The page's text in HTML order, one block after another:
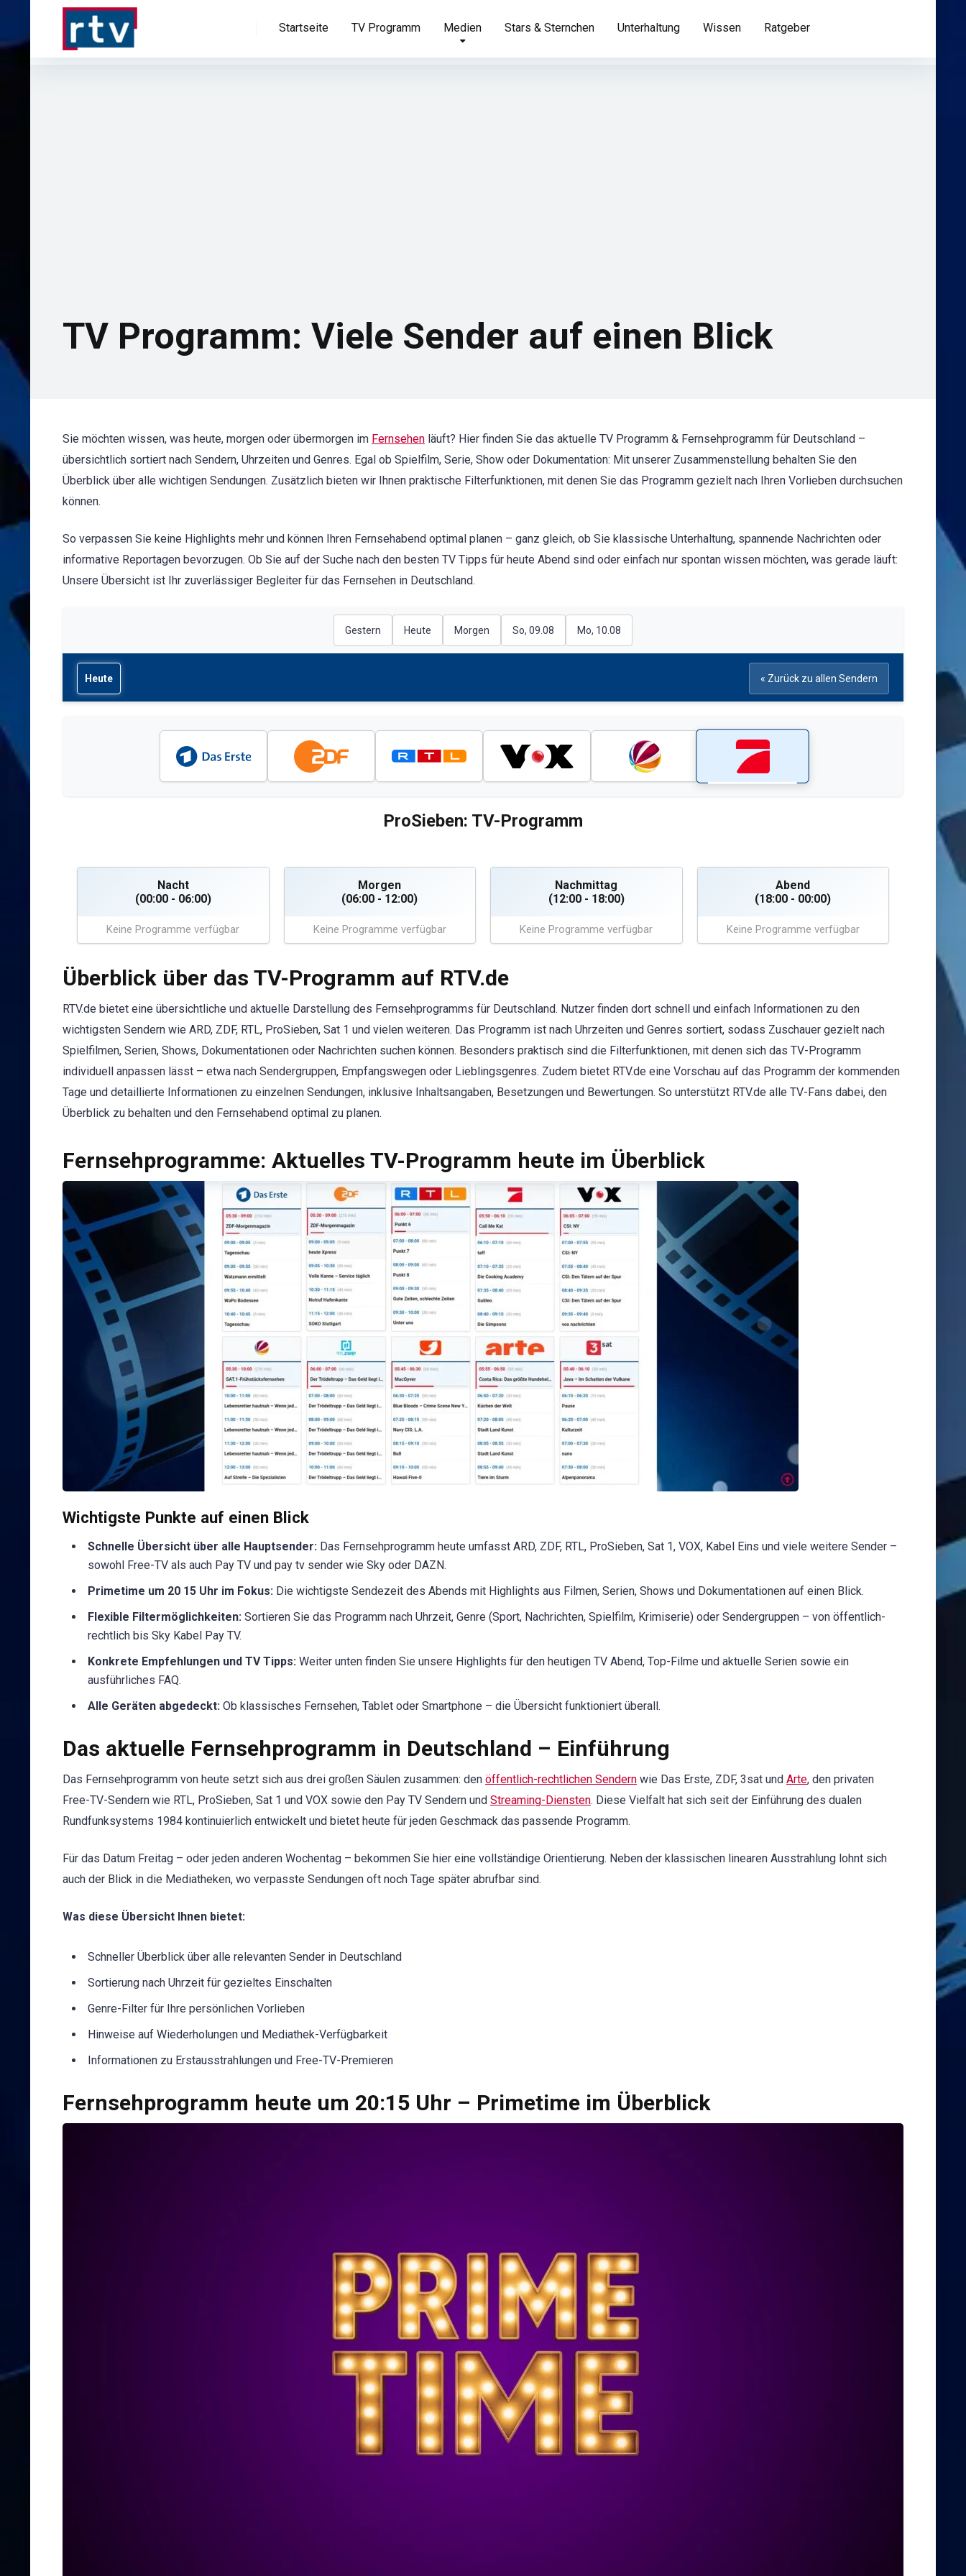
Startseite TV Programm Medien Stars & Sternchen Unterhaltung Wissen Ratgeber
TV Programm: Viele Sender auf einen Blick
Sie möchten wissen, was heute, morgen oder übermorgen im Fernsehen läuft? Hier finden Sie das aktuelle TV Programm & Fernsehprogramm für Deutschland –
übersichtlich sortiert nach Sendern, Uhrzeiten und Genres. Egal ob Spielfilm, Serie, Show oder Dokumentation: Mit unserer Zusammenstellung behalten Sie den
Überblick über alle wichtigen Sendungen. Zusätzlich bieten wir Ihnen praktische Filterfunktionen, mit denen Sie das Programm gezielt nach Ihren Vorlieben durchsuchen
können.
So verpassen Sie keine Highlights mehr und können Ihren Fernsehabend optimal planen – ganz gleich, ob Sie klassische Unterhaltung, spannende Nachrichten oder
informative Reportagen bevorzugen. Ob Sie auf der Suche nach den besten TV Tipps für heute Abend sind oder einfach nur spontan wissen möchten, was gerade läuft:
Unsere Übersicht ist Ihr zuverlässiger Begleiter für das Fernsehen in Deutschland.
Gestern Heute Morgen So, 09.08 Mo, 10.08
Heute « Zurück zu allen Sendern
ProSieben: TV-Programm
Nacht
(00:00 - 06:00)
Keine Programme verfügbar
Morgen
(06:00 - 12:00)
Keine Programme verfügbar
Nachmittag
(12:00 - 18:00)
Keine Programme verfügbar
Abend
(18:00 - 00:00)
Keine Programme verfügbar
Überblick über das TV-Programm auf RTV.de
RTV.de bietet eine übersichtliche und aktuelle Darstellung des Fernsehprogramms für Deutschland. Nutzer finden dort schnell und einfach Informationen zu den
wichtigsten Sendern wie ARD, ZDF, RTL, ProSieben, Sat 1 und vielen weiteren. Das Programm ist nach Uhrzeiten und Genres sortiert, sodass Zuschauer gezielt nach
Spielfilmen, Serien, Shows, Dokumentationen oder Nachrichten suchen können. Besonders praktisch sind die Filterfunktionen, mit denen sich das TV-Programm
individuell anpassen lässt – etwa nach Sendergruppen, Empfangswegen oder Lieblingsgenres. Zudem bietet RTV.de eine Vorschau auf das Programm der kommenden
Tage und detaillierte Informationen zu einzelnen Sendungen, inklusive Inhaltsangaben, Besetzungen und Bewertungen. So unterstützt RTV.de alle TV-Fans dabei, den
Überblick zu behalten und den Fernsehabend optimal zu planen.
Fernsehprogramme: Aktuelles TV-Programm heute im Überblick
Wichtigste Punkte auf einen Blick
Schnelle Übersicht über alle Hauptsender: Das Fernsehprogramm heute umfasst ARD, ZDF, RTL, ProSieben, Sat 1, VOX, Kabel Eins und viele weitere Sender –
sowohl Free-TV als auch Pay TV und pay tv sender wie Sky oder DAZN.
Primetime um 20 15 Uhr im Fokus: Die wichtigste Sendezeit des Abends mit Highlights aus Filmen, Serien, Shows und Dokumentationen auf einen Blick.
Flexible Filtermöglichkeiten: Sortieren Sie das Programm nach Uhrzeit, Genre (Sport, Nachrichten, Spielfilm, Krimiserie) oder Sendergruppen – von öffentlich-
rechtlich bis Sky Kabel Pay TV.
Konkrete Empfehlungen und TV Tipps: Weiter unten finden Sie unsere Highlights für den heutigen TV Abend, Top-Filme und aktuelle Serien sowie ein
ausführliches FAQ.
Alle Geräten abgedeckt: Ob klassisches Fernsehen, Tablet oder Smartphone – die Übersicht funktioniert überall.
Das aktuelle Fernsehprogramm in Deutschland – Einführung
Das Fernsehprogramm von heute setzt sich aus drei großen Säulen zusammen: den öffentlich-rechtlichen Sendern wie Das Erste, ZDF, 3sat und Arte, den privaten
Free-TV-Sendern wie RTL, ProSieben, Sat 1 und VOX sowie den Pay TV Sendern und Streaming-Diensten. Diese Vielfalt hat sich seit der Einführung des dualen
Rundfunksystems 1984 kontinuierlich entwickelt und bietet heute für jeden Geschmack das passende Programm.
Für das Datum Freitag – oder jeden anderen Wochentag – bekommen Sie hier eine vollständige Orientierung. Neben der klassischen linearen Ausstrahlung lohnt sich
auch der Blick in die Mediatheken, wo verpasste Sendungen oft noch Tage später abrufbar sind.
Was diese Übersicht Ihnen bietet:
Schneller Überblick über alle relevanten Sender in Deutschland
Sortierung nach Uhrzeit für gezieltes Einschalten
Genre-Filter für Ihre persönlichen Vorlieben
Hinweise auf Wiederholungen und Mediathek-Verfügbarkeit
Informationen zu Erstausstrahlungen und Free-TV-Premieren
Fernsehprogramm heute um 20:15 Uhr – Primetime im Überblick